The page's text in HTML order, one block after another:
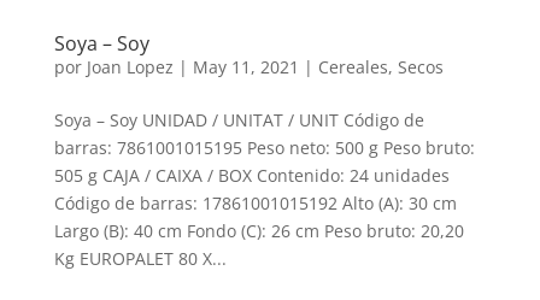
Soya – Soy
por Joan Lopez | May 11, 2021 | Cereales, Secos
Soya – Soy UNIDAD / UNITAT / UNIT Código de
barras: 7861001015195 Peso neto: 500 g Peso bruto:
505 g CAJA / CAIXA / BOX Contenido: 24 unidades
Código de barras: 17861001015192 Alto (A): 30 cm
Largo (B): 40 cm Fondo (C): 26 cm Peso bruto: 20,20
Kg EUROPALET 80 X...